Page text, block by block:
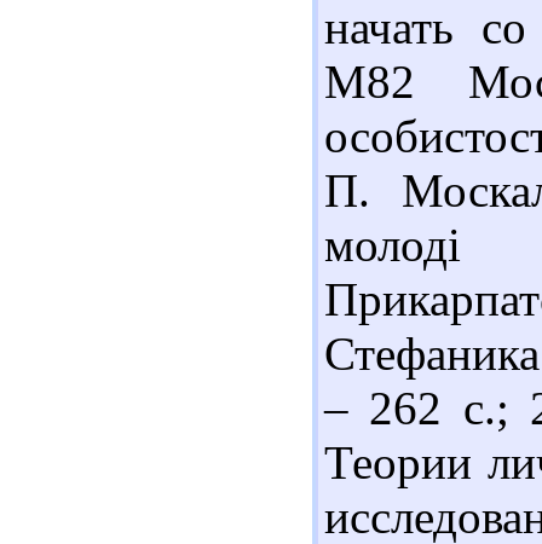
начать
М82
П.
– 262 с.;
Теории